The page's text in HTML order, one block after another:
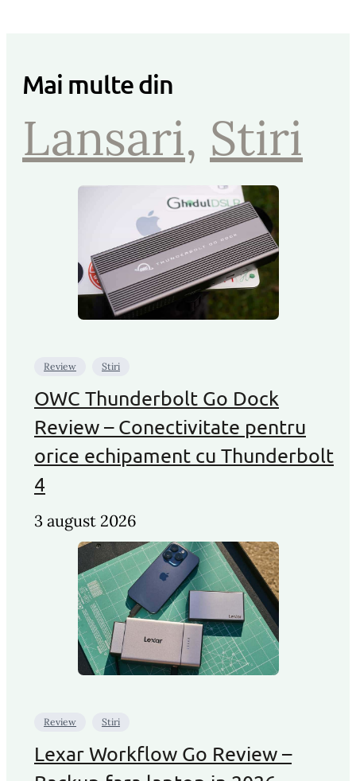
Mai multe din
Lansari, Stiri
Review Stiri
OWC Thunderbolt Go Dock
Review – Conectivitate pentru
orice echipament cu Thunderbolt
4
3 august 2026
Review Stiri
Lexar Workflow Go Review –